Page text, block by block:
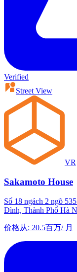
Verified
Street View
VR
Sakamoto House
Số 18 ngách 2 ngõ
Đình, Thành Phố Hà
价格从: 20.5百万/月